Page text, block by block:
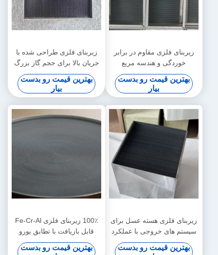
زیربنای فلزی مقاوم در برابر
خوردگی و هندسه مربع
سفارشی برای تصفیه گازهای
خروجی دریایی
بهترین قیمت رو بدست
بیار
زیربنای فلزی طراحی شده با
جریان بالا برای حجم گاز بزرگ
DeNOx
بهترین قیمت رو بدست
بیار
زیربنای فلزی هسته عسل برای
سیستم های خروجی با عملکرد
بالا
بهترین قیمت رو بدست
100٪ زیربنای فلزی Fe-Cr-Al
قابل بازیافت با تطابق یورو
2/3/4/5/6 و تراکم سلول قابل
تنظیم
بهترین قیمت رو بدست